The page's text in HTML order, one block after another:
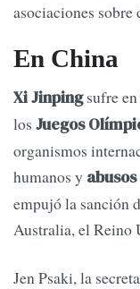
asociaciones sobre
En China
Xi Jinpingsufre
los Juegos
organismos
humanos y
empujó la sanción
Australia, el Reino
Jen Psaki, la